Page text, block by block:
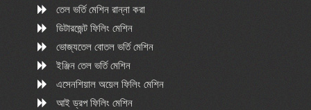
তেল ভর্তি মেশিন রান্না করা
ডিটারজেন্ট ফিলিং মেশিন
ভোজ্যতেল বোতল ভর্তি মেশিন
ইঞ্জিন তেল ভর্তি মেশিন
এসেনশিয়াল অয়েল ফিলিং মেশিন
আই ড্রপ ফিলিং মেশিন